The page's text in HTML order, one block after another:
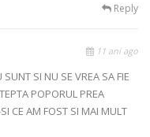
Reply
11 ani ago
SI NU SE VREA SA FIE
POPORUL PREA
CE AM FOST SI MAI MULT